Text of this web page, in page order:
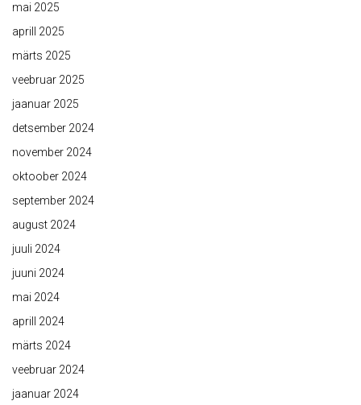
mai 2025
aprill 2025
märts 2025
veebruar 2025
jaanuar 2025
detsember 2024
november 2024
oktoober 2024
september 2024
august 2024
juuli 2024
juuni 2024
mai 2024
aprill 2024
märts 2024
veebruar 2024
jaanuar 2024